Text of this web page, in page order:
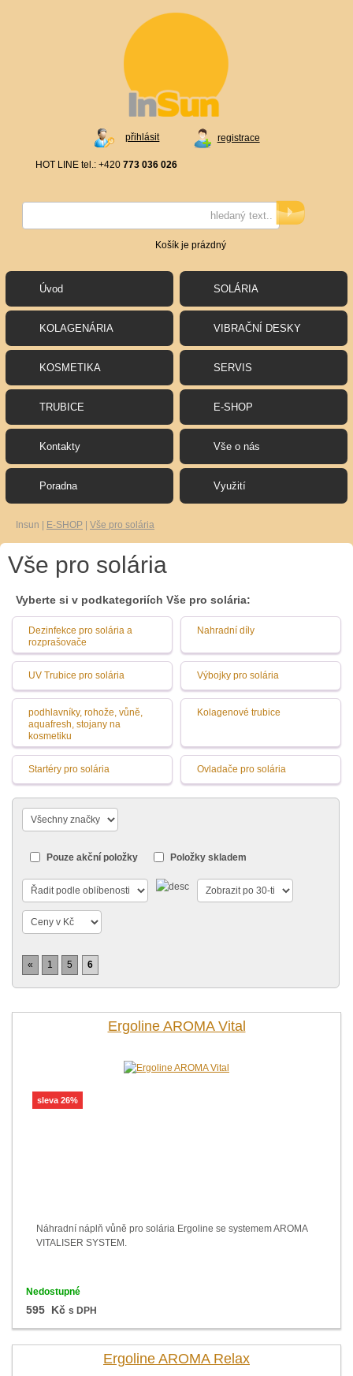
registrace
přihlásit
HOT LINE tel.: +420 773 036 026
Košík je prázdný
Úvod SOLÁRIA
KOLAGENÁRIA VIBRAČNÍ DESKY
KOSMETIKA SERVIS
TRUBICE E-SHOP
Kontakty Vše o nás
Poradna Využití
Insun E-SHOP Vše pro solária
Vše pro solária
Vyberte si v podkategoriích Vše pro solária:
Dezinfekce pro solária a
rozprašovače
Nahradní díly
UV Trubice pro solária Výbojky pro solária
podhlavníky, rohože, vůně,
aquafresh, stojany na
kosmetiku
Kolagenové trubice
Startéry pro solária Ovladače pro solária
Pouze akční položky Položky skladem
« 1 5 6
Ergoline AROMA Vital
sleva 26%
Náhradní náplň vůně pro solária Ergoline se systemem AROMA
VITALISER SYSTEM.
Nedostupné
595 Kč s DPH
Ergoline AROMA Relax